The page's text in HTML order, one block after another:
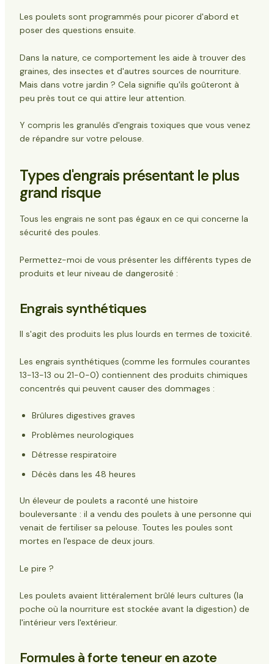
Les poulets sont programmés pour picorer d'abord et
poser des questions ensuite.
Dans la nature, ce comportement les aide à trouver des
graines, des insectes et d'autres sources de nourriture.
Mais dans votre jardin ? Cela signifie qu'ils goûteront à
peu près tout ce qui attire leur attention.
Y compris les granulés d'engrais toxiques que vous venez
de répandre sur votre pelouse.
Types d'engrais présentant le plus
grand risque
Tous les engrais ne sont pas égaux en ce qui concerne la
sécurité des poules.
Permettez-moi de vous présenter les différents types de
produits et leur niveau de dangerosité :
Engrais synthétiques
Il s'agit des produits les plus lourds en termes de toxicité.
Les engrais synthétiques (comme les formules courantes
13-13-13 ou 21-0-0) contiennent des produits chimiques
concentrés qui peuvent causer des dommages :
Brûlures digestives graves
Problèmes neurologiques
Détresse respiratoire
Décès dans les 48 heures
Un éleveur de poulets a raconté une histoire
bouleversante : il a vendu des poulets à une personne qui
venait de fertiliser sa pelouse. Toutes les poules sont
mortes en l'espace de deux jours.
Le pire ?
Les poulets avaient littéralement brûlé leurs cultures (la
poche où la nourriture est stockée avant la digestion) de
l'intérieur vers l'extérieur.
Formules à forte teneur en azote